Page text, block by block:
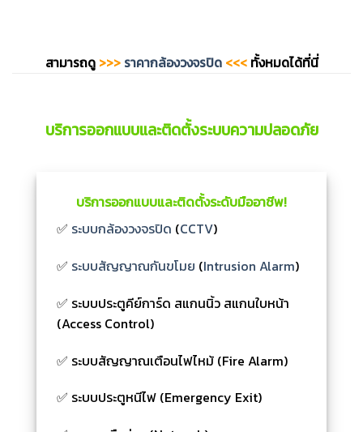
สามารถดู >>>ราคากล้องวงจรปิด <<<ทั้งหมดได้ที่นี่
บริการออกแบบและติดตั้งระบบความปลอดภัย
บริการออกแบบและติดตั้งระดับมืออาชีพ!
✅ ระบบกล้องวงจรปิด (CCTV)
✅ ระบบสัญญาณกันขโมย (Intrusion Alarm)
✅ ระบบประตูคีย์การ์ด สแกนนิ้ว สแกนใบหน้า
(Access Control)
✅ ระบบสัญญาณเตือนไฟไหม้ (Fire Alarm)
✅ ระบบประตูหนีไฟ (Emergency Exit)